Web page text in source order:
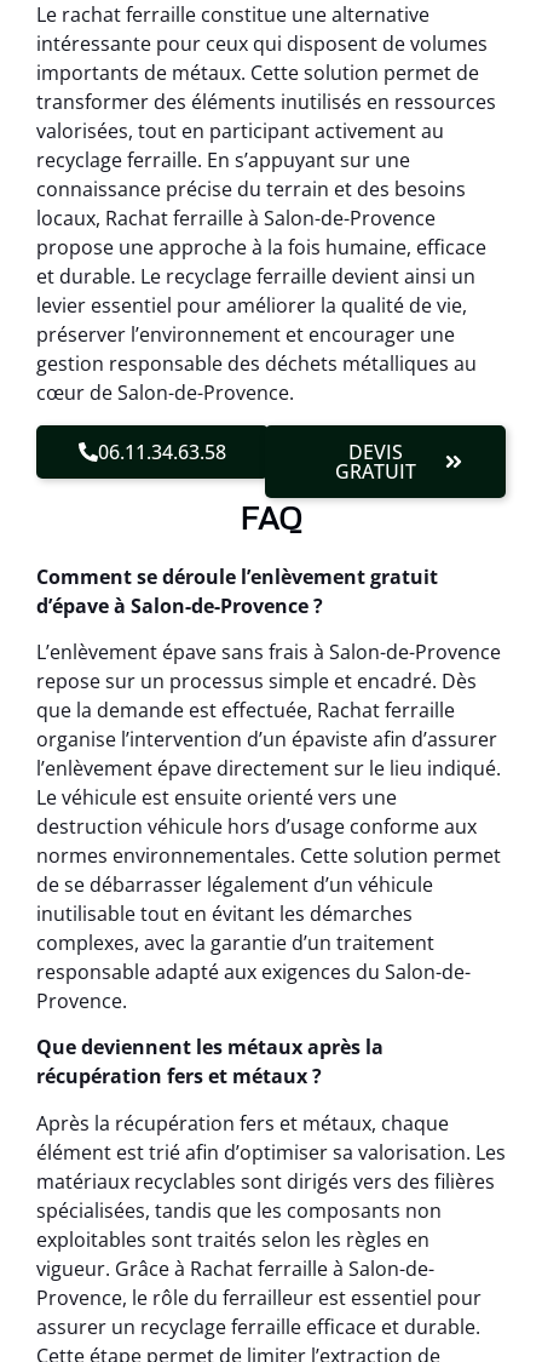
Le rachat ferraille constitue une alternative
intéressante pour ceux qui disposent de volumes
importants de métaux. Cette solution permet de
transformer des éléments inutilisés en ressources
valorisées, tout en participant activement au
recyclage ferraille. En s’appuyant sur une
connaissance précise du terrain et des besoins
locaux, Rachat ferraille à Salon-de-Provence
propose une approche à la fois humaine, efficace
et durable. Le recyclage ferraille devient ainsi un
levier essentiel pour améliorer la qualité de vie,
préserver l’environnement et encourager une
gestion responsable des déchets métalliques au
cœur de Salon-de-Provence.
06.11.34.63.58 DEVIS
GRATUIT
FAQ
Comment se déroule l’enlèvement gratuit
d’épave à Salon-de-Provence ?
L’enlèvement épave sans frais à Salon-de-Provence
repose sur un processus simple et encadré. Dès
que la demande est effectuée, Rachat ferraille
organise l’intervention d’un épaviste afin d’assurer
l’enlèvement épave directement sur le lieu indiqué.
Le véhicule est ensuite orienté vers une
destruction véhicule hors d’usage conforme aux
normes environnementales. Cette solution permet
de se débarrasser légalement d’un véhicule
inutilisable tout en évitant les démarches
complexes, avec la garantie d’un traitement
responsable adapté aux exigences du Salon-de-
Provence.
Que deviennent les métaux après la
récupération fers et métaux ?
Après la récupération fers et métaux, chaque
élément est trié afin d’optimiser sa valorisation. Les
matériaux recyclables sont dirigés vers des filières
spécialisées, tandis que les composants non
exploitables sont traités selon les règles en
vigueur. Grâce à Rachat ferraille à Salon-de-
Provence, le rôle du ferrailleur est essentiel pour
assurer un recyclage ferraille efficace et durable.
Cette étape permet de limiter l’extraction de